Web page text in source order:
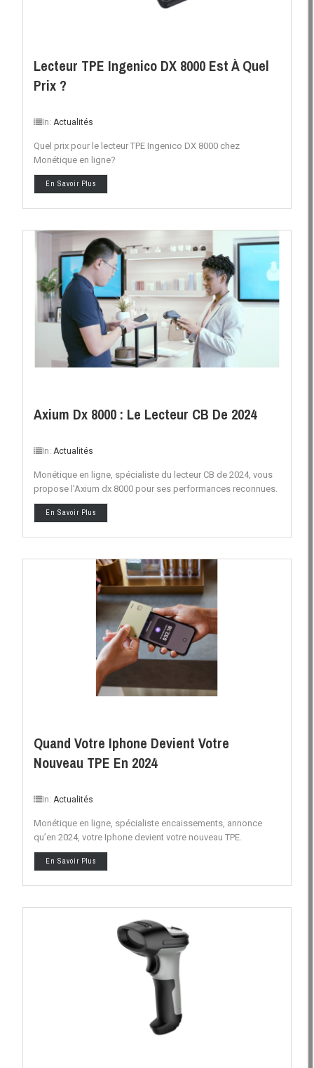
Lecteur TPE Ingenico DX 8000 Est À Quel
Prix ?
In: Actualités
Quel prix pour le lecteur TPE Ingenico DX 8000 chez
Monétique en ligne?
En Savoir Plus
Axium Dx 8000 : Le Lecteur CB De 2024
In:Actualités
Monétique en ligne, spécialiste du lecteur CB de 2024, vous
propose l'Axium dx 8000 pour ses performances reconnues.
En Savoir Plus
Quand Votre Iphone Devient Votre
Nouveau TPE En 2024
In:Actualités
Monétique en ligne, spécialiste encaissements, annonce
qu’en 2024, votre Iphone devient votre nouveau TPE.
En Savoir Plus